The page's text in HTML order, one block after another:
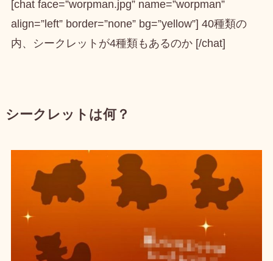
[chat face=”worpman.jpg” name=”worpman”
align=”left” border=”none” bg=”yellow”] 40種類の
内、シークレットが4種類もあるのか [/chat]
シークレットは何？